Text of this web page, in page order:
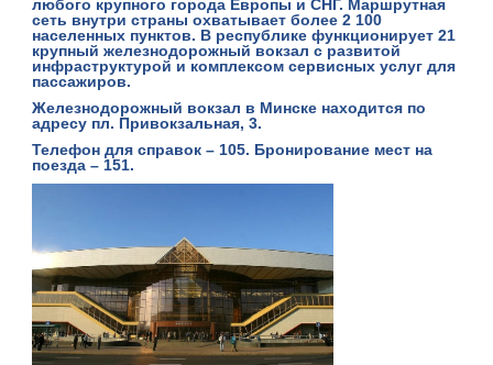
любого крупного города Европы и СНГ. Маршрутная
сеть внутри страны охватывает более 2 100
населенных пунктов. В республике функционирует21
крупный железнодорожный вокзалс развитой
инфраструктурой и комплексом сервисных услуг для
пассажиров.
Железнодорожный вокзал в Минске находится по
адресу пл. Привокзальная, 3.
Телефон для справок – 105. Бронирование мест на
поезда – 151.